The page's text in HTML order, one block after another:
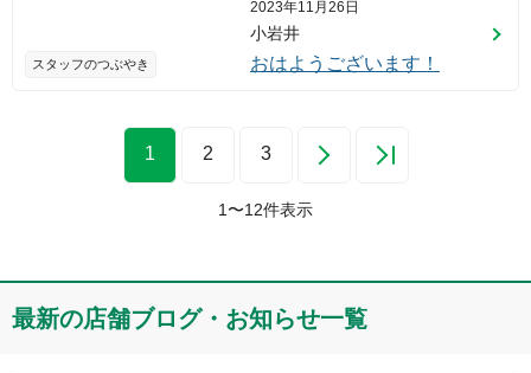
スタッフのつぶやき
2023年11月26日
小岩井
おはようございます！
1 2 3
1 〜12件表示
最新の店舗ブログ・お知らせ一覧